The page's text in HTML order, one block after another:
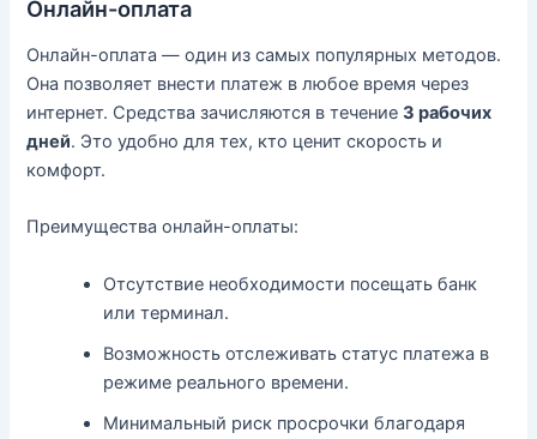
Онлайн-оплата
Онлайн-оплата — один из самых популярных методов.
Она позволяет внести платеж в любое время через
интернет. Средства зачисляются в течение3 рабочих
дней. Это удобно для тех, кто ценит скорость и
комфорт.
Преимущества онлайн-оплаты:
Отсутствие необходимости посещать банк
или терминал.
Возможность отслеживать статус платежа в
режиме реального времени.
Минимальный риск просрочки благодаря